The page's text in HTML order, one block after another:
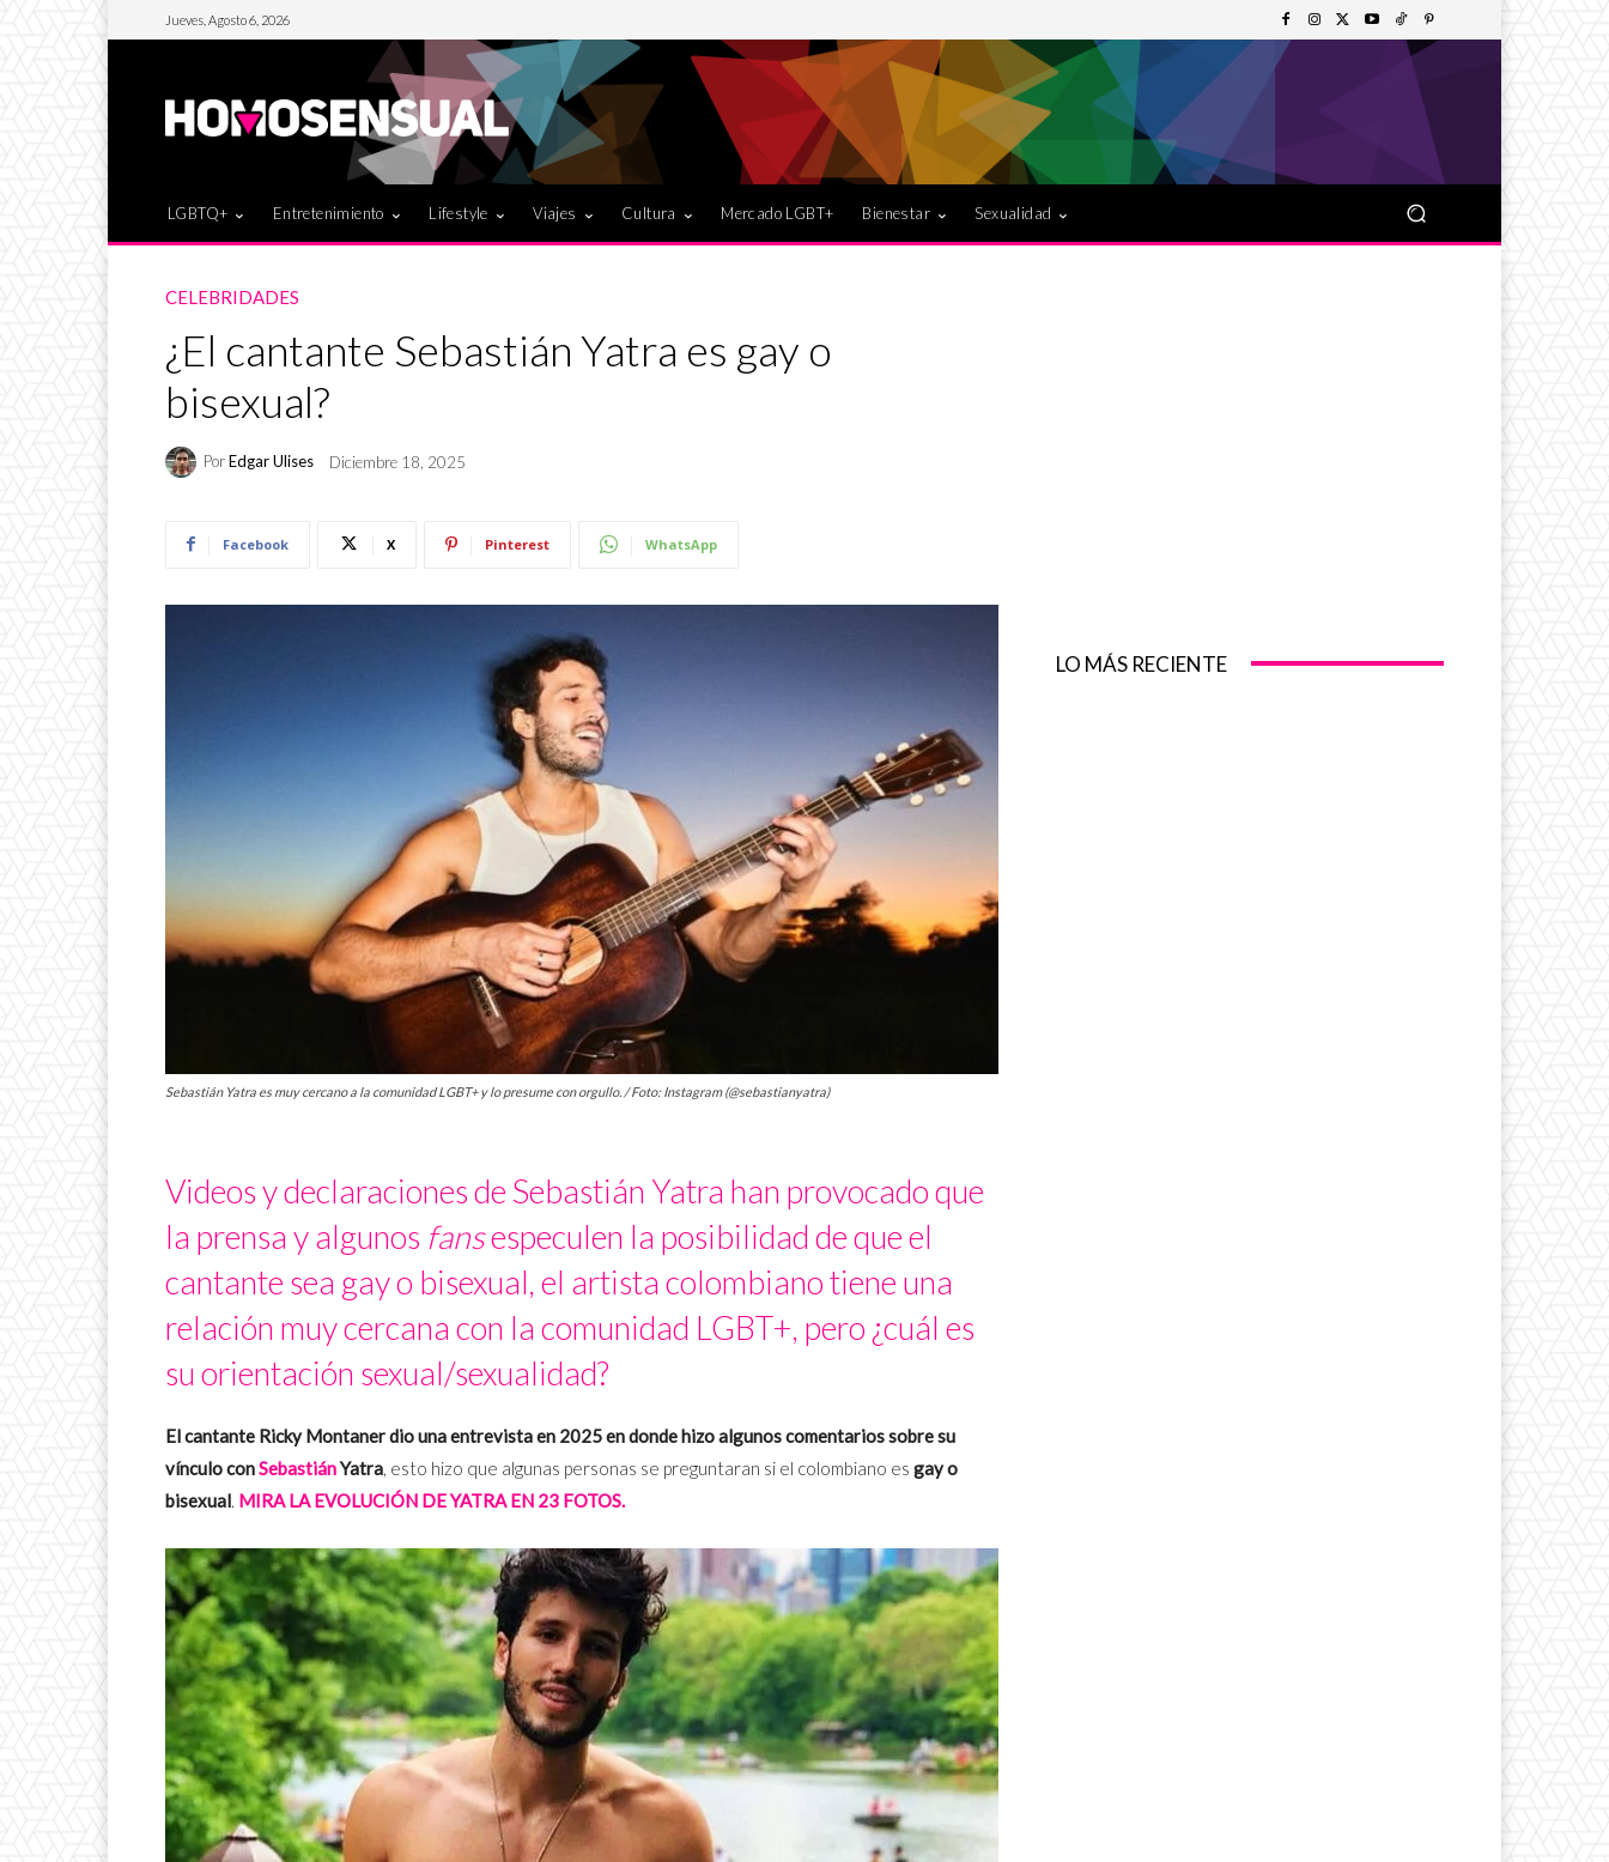
Jueves, Agosto 6, 2026
LGBTQ+ Entretenimiento Lifestyle Viajes Cultura Mercado LGBT+ Bienestar Sexualidad
CELEBRIDADES
¿El cantante Sebastián Yatra es gay o
bisexual?
PorEdgar Ulises Diciembre 18, 2025
Facebook X Pinterest WhatsApp
Sebastián Yatra es muy cercano a la comunidad LGBT+ y lo presume con orgullo. / Foto: Instagram (@sebastianyatra)
Videos y declaraciones de Sebastián Yatra han provocado que
la prensa y algunos fansespeculen la posibilidad de que el
cantante sea gay o bisexual, el artista colombiano tiene una
relación muy cercana con la comunidad LGBT+, pero ¿cuál es
su orientación sexual/sexualidad?
El cantante Ricky Montaner dio una entrevista en 2025 en donde hizo algunos comentarios sobre su
vínculo conSebastiánYatra, esto hizo que algunas personas se preguntaran si el colombiano es gay o
bisexual. MIRA LA EVOLUCIÓN DE YATRA EN 23 FOTOS.
LO MÁS RECIENTE